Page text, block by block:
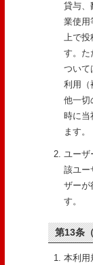
貸与、
業使用
上で投
す。た
ついて
利用（
他一切
時に当
ます。
ユーザ
該ユー
ザーが
す。
第13条
本利用